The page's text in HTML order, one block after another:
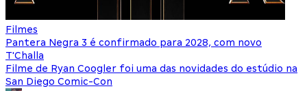
Filmes
Pantera Negra 3 é confirmado para 2028, com novo
T'Challa
Filme de Ryan Coogler foi uma das novidades do estúdio na
San Diego Comic-Con